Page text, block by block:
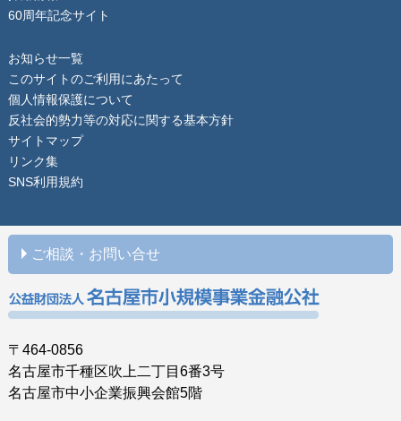
60周年記念サイト
お知らせ一覧
このサイトのご利用にあたって
個人情報保護について
反社会的勢力等の対応に関する基本方針
サイトマップ
リンク集
SNS利用規約
ご相談・お問い合せ
〒464-0856
名古屋市千種区吹上二丁目6番3号
名古屋市中小企業振興会館5階